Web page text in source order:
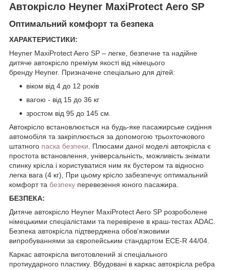
Автокрісло Heyner MaxiProtect Aero SP
Оптимальний комфорт та безпека
ХАРАКТЕРИСТИКИ:
Heyner MaxiProtect Aero SP – легке, безпечне та надійне
дитяче автокрісло преміум якості від німецього
бренду Heyner. Призначене спеціально для дітей:
віком від 4 до 12 років
вагою - від 15 до 36 кг
зростом від 95 до 145 см.
Автокрісло встановлюється на будь-яке пасажирське сидіння
автомобіля та закріплюється за допомогою трьохточкового
штатного паска безпеки. Плюсами даної моделі автокрісла є
простота встановлення, універсальність, можливість знімати
спинку крісла і користуватися ним як бустером та відносно
легка вага (4 кг), При цьому крісло забезпечує оптимальний
комфорт та безпеку перевезення юного пасажира.
БЕЗПЕКА:
Дитяче автокрісло Heyner MaxiProtect Aero SP розроболене
німецькими спеціалістами та перевірене в краш-тестах ADAC.
Безпека автокрісла підтверджена обов'язковими
випробуваннями за європейським стандартом ECE-R 44/04.
Каркас автокрісла виготовлений зі спеціального
протиударного пластику. Вбудовані в каркас автокрісла ребра